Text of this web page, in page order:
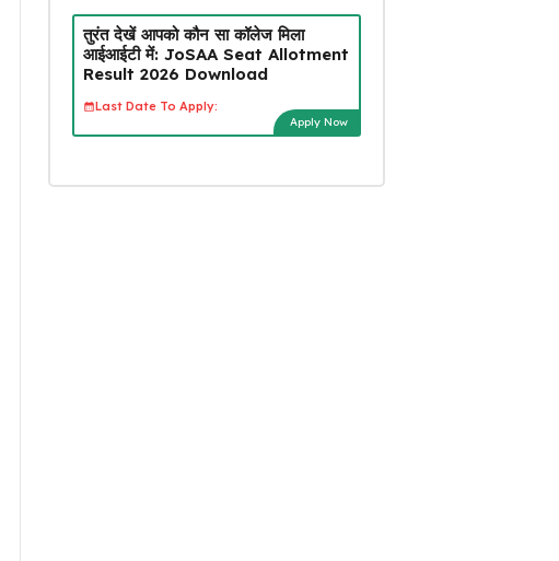
तुरंत देखें आपको कौन सा कॉलेज मिला
आईआईटी में: JoSAA Seat Allotment
Result 2026 Download
Last Date To Apply:
Apply Now